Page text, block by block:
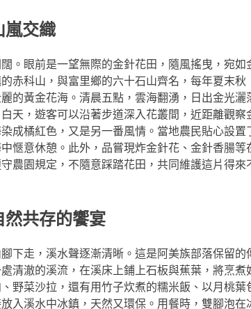
嵐交織
。眼前是一望無際的金針花田，隨風搖曳，宛如
赤科山，與富里鄉的六十石山齊名，每年夏末秋
的黃金花海。清晨五點，雲海翻湧，日出金光灑
天，遊客可以沿著步道深入花叢間，近距離觀察
成橘紅色，又是另一番風情。當地農民貼心設置
愜意休憩。此外，品嘗現炸金針花、金針香腸等
農園規定，不隨意踩踏花田，共同維護這片得來
共存的饗宴
下走，溪水聲逐漸清晰。這是阿美族部落保留的
澈的溪流，在溪床上鋪上石板與蕉葉，將烹煮
野菜沙拉，還有用竹子炊煮的糯米飯、以月桃葉
入溪水中冰鎮，天然又環保。用餐時，雙腳泡在